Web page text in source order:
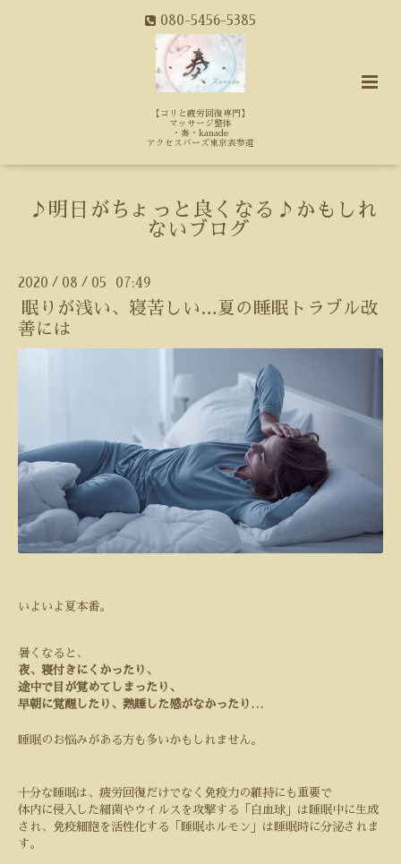
080-5456-5385
【コリと疲労回復専門】
マッサージ整体
・奏・kanade
アクセスバーズ東京表参道
♪明日がちょっと良くなる♪かもしれ
ないブログ
2020 / 08 / 05 07:49
眠りが浅い、寝苦しい…夏の睡眠トラブル改
善には
いよいよ夏本番。
暑くなると、
夜、寝付きにくかったり、
途中で目が覚めてしまったり、
早朝に覚醒したり、熟睡した感がなかったり …
睡眠のお悩みがある方も多いかもしれません。
十分な睡眠は、疲労回復だけでなく免疫力の維持にも重要で
体内に侵入した細菌やウイルスを攻撃する「白血球」は睡眠中に生成
され、免疫細胞を活性化する「睡眠ホルモン」は睡眠時に分泌されま
す。